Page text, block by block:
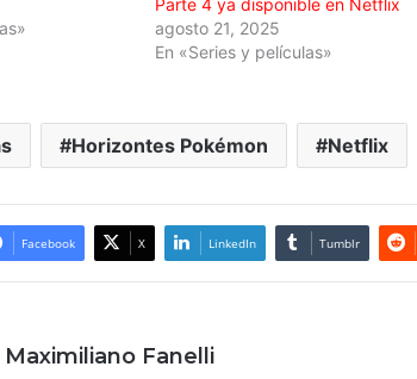
Parte 4 ya disponible en Netflix
agosto 21, 2025
En «Series y películas»
Horizontes Pokémon Netflix
Facebook X LinkedIn Tumblr
Maximiliano Fanelli